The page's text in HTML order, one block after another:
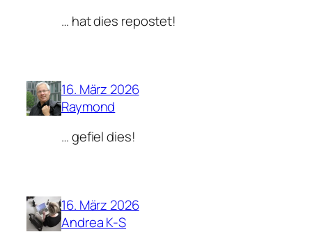
… hat dies repostet!
16. März 2026
Raymond
… gefiel dies!
16. März 2026
Andrea K-S